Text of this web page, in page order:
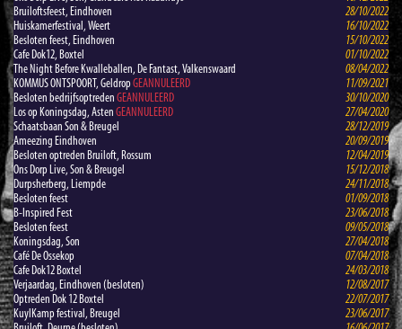
Bruiloftsfeest, Eindhoven
28/10/2022
Huiskamerfestival, Weert
16/10/2022
Besloten feest, Eindhoven
15/10/2022
Cafe Dok12, Boxtel
01/10/2022
The Night Before Kwalleballen, De Fantast, Valkenswaard
08/04/2022
KOMMUS ONTSPOORT, Geldrop GEANNULEERD
11/09/2021
Besloten bedrijfsoptreden GEANNULEERD
30/10/2020
Los op Koningsdag, Asten GEANNULEERD
27/04/2020
Schaatsbaan Son & Breugel
28/12/2019
Ameezing Eindhoven
20/09/2019
Besloten optreden Bruiloft, Rossum
12/04/2019
Ons Dorp Live, Son & Breugel
15/12/2018
Durpsherberg, Liempde
24/11/2018
Besloten feest
01/09/2018
B-Inspired Fest
23/06/2018
Besloten feest
09/05/2018
Koningsdag, Son
27/04/2018
Café De Ossekop
07/04/2018
Cafe Dok12 Boxtel
24/03/2018
Verjaardag, Eindhoven (besloten)
12/08/2017
Optreden Dok 12 Boxtel
22/07/2017
KuylKamp festival, Breugel
23/06/2017